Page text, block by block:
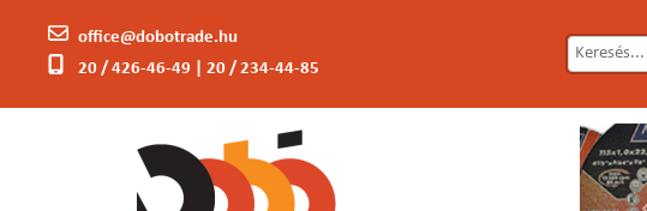
office@dobotrade.hu
20 / 426-46-49 | 20 / 234-44-85